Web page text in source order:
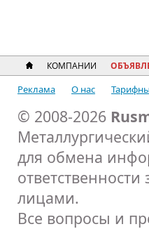
КОМПАНИИ
Реклама О нас
© 2008-2026
для обмена
лицами.
Все вопросы и